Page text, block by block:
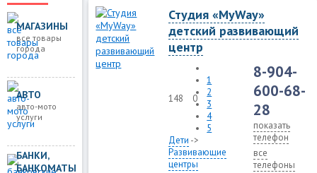
МАГАЗИНЫ
все товары
города
АВТО
авто-мото
услуги
БАНКИ,
БАНКОМАТЫ
Студия «MyWay»
детский развивающий
центр
148 0
1
2
3
4
5
Дети ->
Развивающие
центры
8-904-
600-68-
28
показать
телефон
все
телефоны